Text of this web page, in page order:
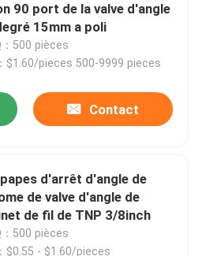
en laiton
90 port de la valve d'angle
15mm a poli
：500 pièces
$1.60/pieces 500-9999 pieces
Contact
d'arrêt d'angle de
de valve d'angle de
de fil de TNP 3/8inch
：500 pièces
$0.55 - $1.60/pieces